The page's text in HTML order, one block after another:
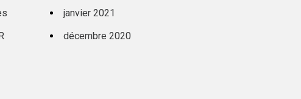
janvier 2021
décembre 2020